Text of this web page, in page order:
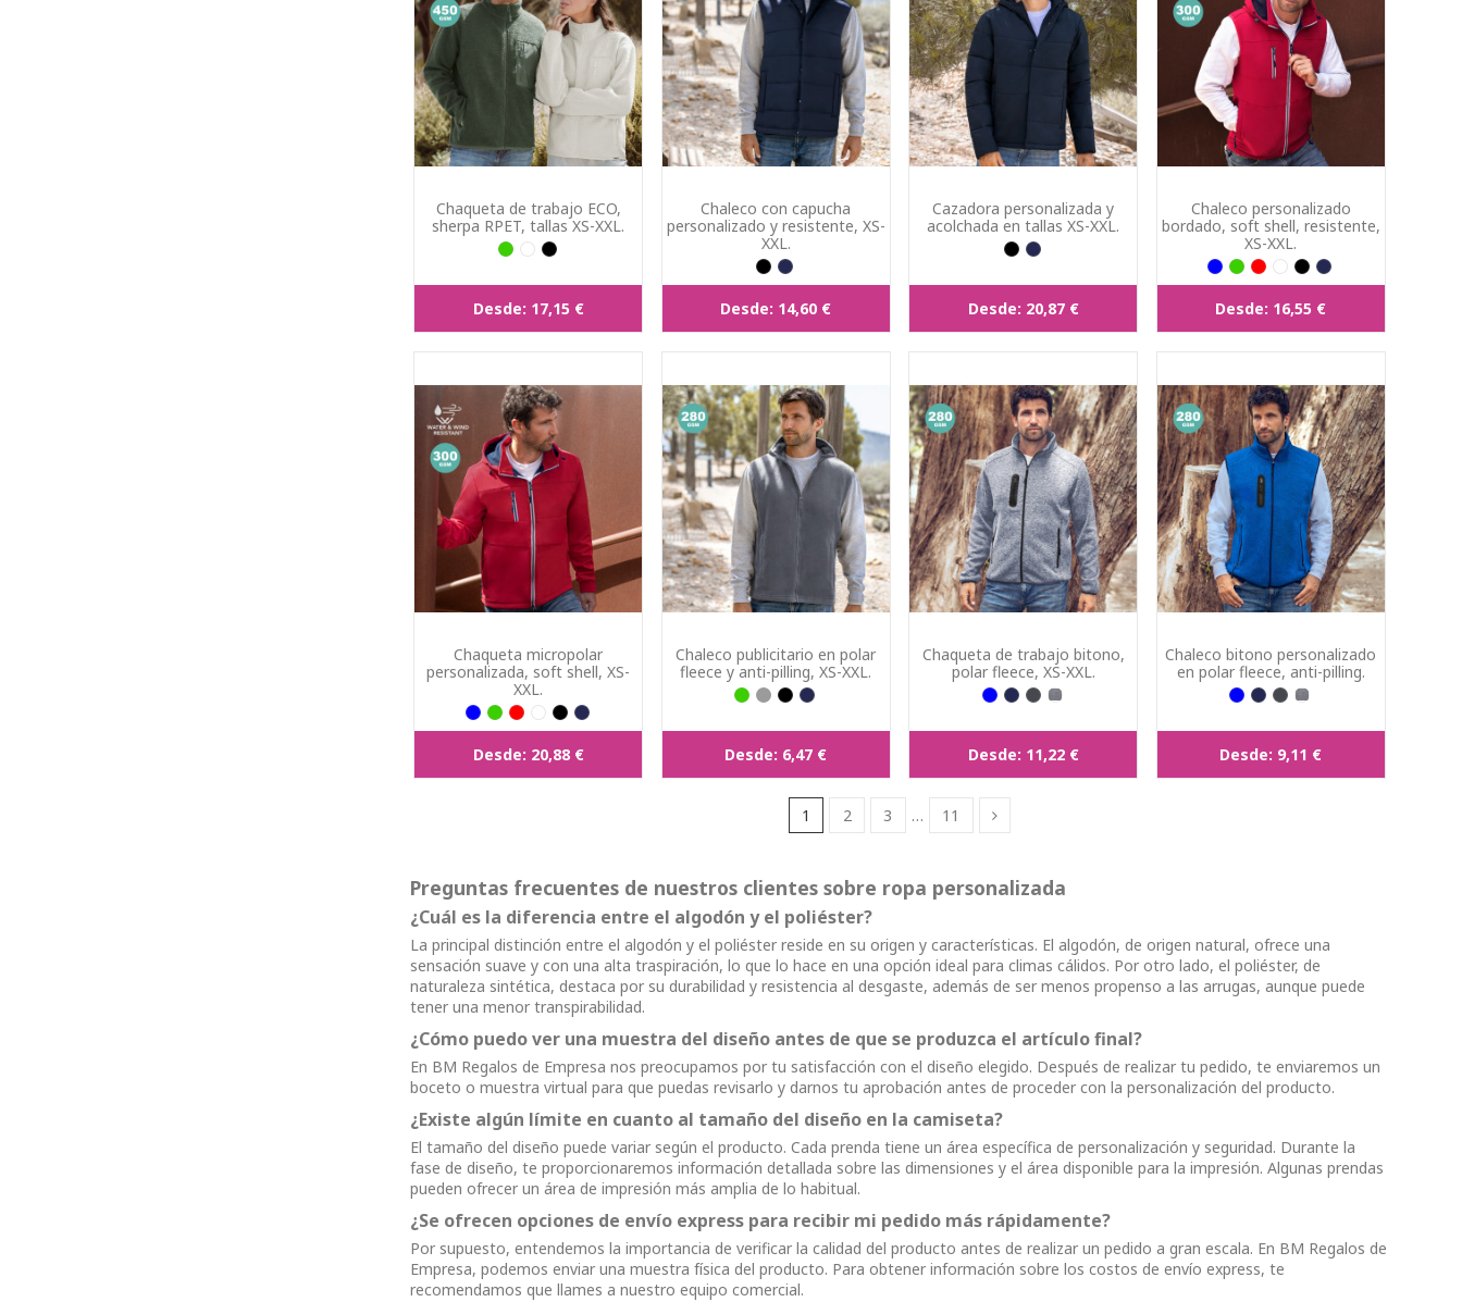
Chaqueta de trabajo ECO,
sherpa RPET, tallas XS-XXL.
Desde: 17,15 €
Chaleco con capucha
personalizado y resistente, XS-
XXL.
Desde: 14,60 €
Cazadora personalizada y
acolchada en tallas XS-XXL.
Desde: 20,87 €
Chaleco personalizado
bordado, soft shell, resistente,
XS-XXL.
Desde: 16,55 €
Chaqueta micropolar
personalizada, soft shell, XS-
XXL.
Desde: 20,88 €
Chaleco publicitario en polar
fleece y anti-pilling, XS-XXL.
Desde: 6,47 €
Chaqueta de trabajo bitono,
polar fleece, XS-XXL.
Desde: 11,22 €
Chaleco bitono personalizado
en polar fleece, anti-pilling.
Desde: 9,11 €
1 2 3 … 11
Preguntas frecuentes de nuestros clientes sobre ropa personalizada
¿Cuál es la diferencia entre el algodón y el poliéster?
La principal distinción entre el algodón y el poliéster reside en su origen y características. El algodón, de origen natural, ofrece una
sensación suave y con una alta traspiración, lo que lo hace en una opción ideal para climas cálidos. Por otro lado, el poliéster, de
naturaleza sintética, destaca por su durabilidad y resistencia al desgaste, además de ser menos propenso a las arrugas, aunque puede
tener una menor transpirabilidad.
¿Cómo puedo ver una muestra del diseño antes de que se produzca el artículo final?
En BM Regalos de Empresa nos preocupamos por tu satisfacción con el diseño elegido. Después de realizar tu pedido, te enviaremos un
boceto o muestra virtual para que puedas revisarlo y darnos tu aprobación antes de proceder con la personalización del producto.
¿Existe algún límite en cuanto al tamaño del diseño en la camiseta?
El tamaño del diseño puede variar según el producto. Cada prenda tiene un área específica de personalización y seguridad. Durante la
fase de diseño, te proporcionaremos información detallada sobre las dimensiones y el área disponible para la impresión. Algunas prendas
pueden ofrecer un área de impresión más amplia de lo habitual.
¿Se ofrecen opciones de envío express para recibir mi pedido más rápidamente?
Por supuesto, entendemos la importancia de verificar la calidad del producto antes de realizar un pedido a gran escala. En BM Regalos de
Empresa, podemos enviar una muestra física del producto. Para obtener información sobre los costos de envío express, te
recomendamos que llames a nuestro equipo comercial.